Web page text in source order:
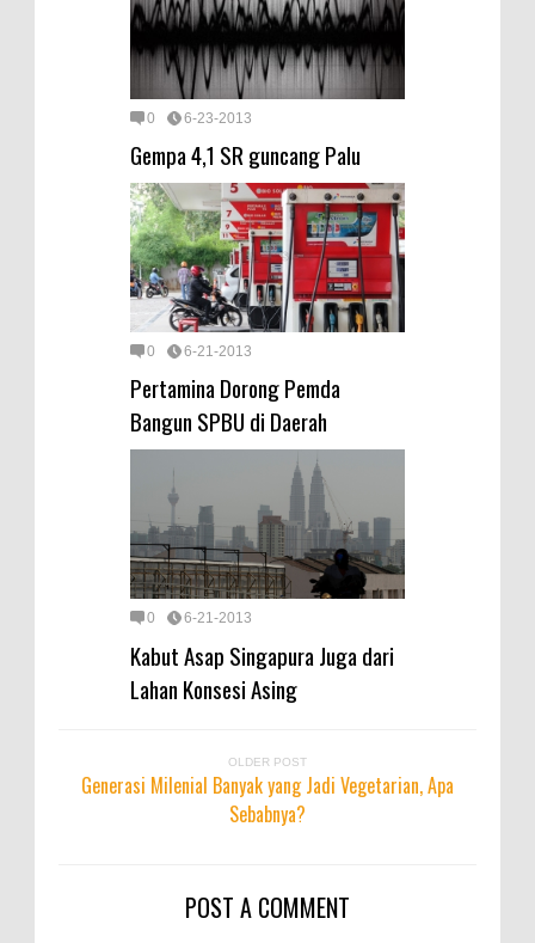
0 6-23-2013
Gempa 4,1 SR guncang Palu
0 6-21-2013
Pertamina Dorong Pemda
Bangun SPBU di Daerah
0 6-21-2013
Kabut Asap Singapura Juga dari
Lahan Konsesi Asing
OLDER POST
Generasi Milenial Banyak yang Jadi Vegetarian, Apa
Sebabnya?
POST A COMMENT